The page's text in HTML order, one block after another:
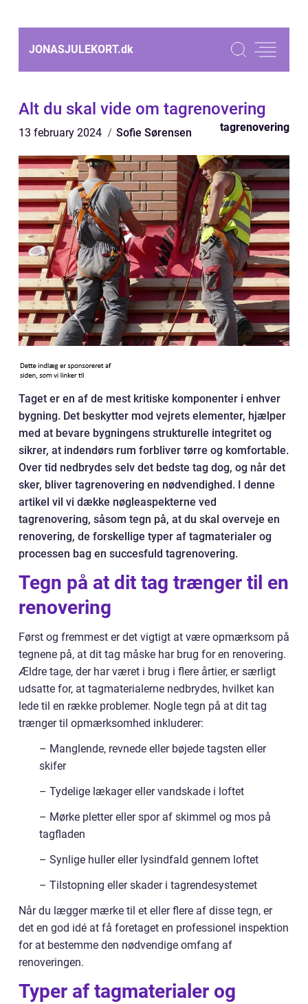
JONASJULEKORT.dk
Alt du skal vide om tagrenovering
13 february 2024 Sofie Sørensen tagrenovering
Taget er en af de mest kritiske komponenter i enhver
bygning. Det beskytter mod vejrets elementer, hjælper
med at bevare bygningens strukturelle integritet og
sikrer, at indendørs rum forbliver tørre og komfortable.
Over tid nedbrydes selv det bedste tag dog, og når det
sker, bliver tagrenovering en nødvendighed. I denne
artikel vil vi dække nøgleaspekterne ved
tagrenovering, såsom tegn på, at du skal overveje en
renovering, de forskellige typer af tagmaterialer og
processen bag en succesfuld tagrenovering.
Tegn på at dit tag trænger til en
renovering
Først og fremmest er det vigtigt at være opmærksom på
tegnene på, at dit tag måske har brug for en renovering.
Ældre tage, der har været i brug i flere årtier, er særligt
udsatte for, at tagmaterialerne nedbrydes, hvilket kan
lede til en række problemer. Nogle tegn på at dit tag
trænger til opmærksomhed inkluderer:
– Manglende, revnede eller bøjede tagsten eller
skifer
– Tydelige lækager eller vandskade i loftet
– Mørke pletter eller spor af skimmel og mos på
tagfladen
– Synlige huller eller lysindfald gennem loftet
– Tilstopning eller skader i tagrendesystemet
Når du lægger mærke til et eller flere af disse tegn, er
det en god idé at få foretaget en professionel inspektion
for at bestemme den nødvendige omfang af
renoveringen.
Typer af tagmaterialer og